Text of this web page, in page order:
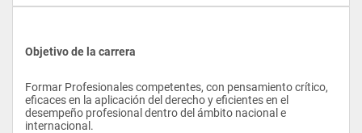
Objetivo de la carrera
Formar Profesionales competentes, con pensamiento crítico,
eficaces en la aplicación del derecho y eficientes en el
desempeño profesional dentro del ámbito nacional e
internacional.